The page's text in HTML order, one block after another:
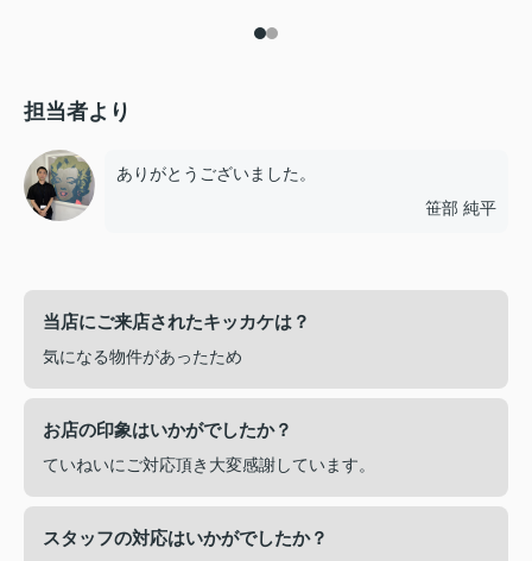
担当者より
ありがとうございました。
笹部 純平
当店にご来店されたキッカケは？
気になる物件があったため
お店の印象はいかがでしたか？
ていねいにご対応頂き大変感謝しています。
スタッフの対応はいかがでしたか？